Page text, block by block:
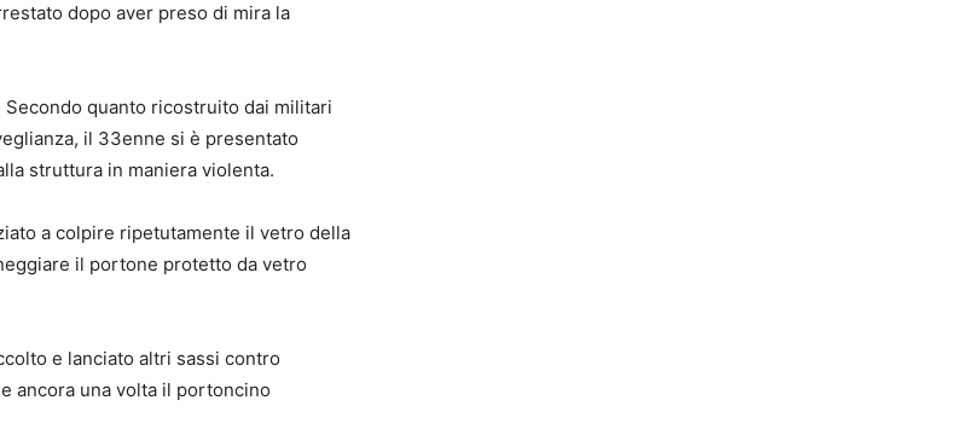
dopo aver preso di mira la
quanto ricostruito dai militari
il 33enne si è presentato
struttura in maniera violenta.
a colpire ripetutamente il vetro della
il portone protetto da vetro
e lanciato altri sassi contro
ancora una volta il portoncino